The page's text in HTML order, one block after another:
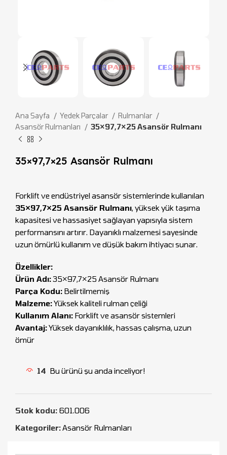
Ana Sayfa Yedek Parçalar
Rulmanlar
Asansör Rulmanları
35×97,7×25 Asansör Rulmanı
35×97,7×25 Asansör Rulmanı
Forklift ve endüstriyel asansör sistemlerinde kullanılan
35×97,7×25 Asansör Rulmanı, yüksek yük taşıma
kapasitesi ve hassasiyet sağlayan yapısıyla sistem
performansını artırır. Dayanıklı malzemesi sayesinde
uzun ömürlü kullanım ve düşük bakım ihtiyacı sunar.
Özellikler:
Ürün Adı:35×97,7×25 Asansör Rulmanı
Parça Kodu: Belirtilmemiş
Malzeme:Yüksek kaliteli rulman çeliği
Kullanım Alanı: Forklift ve asansör sistemleri
Avantaj:Yüksek dayanıklılık, hassas çalışma, uzun
ömür
14 Bu ürünü şu anda inceliyor!
Stok kodu: 601.006
Kategoriler:Asansör Rulmanları